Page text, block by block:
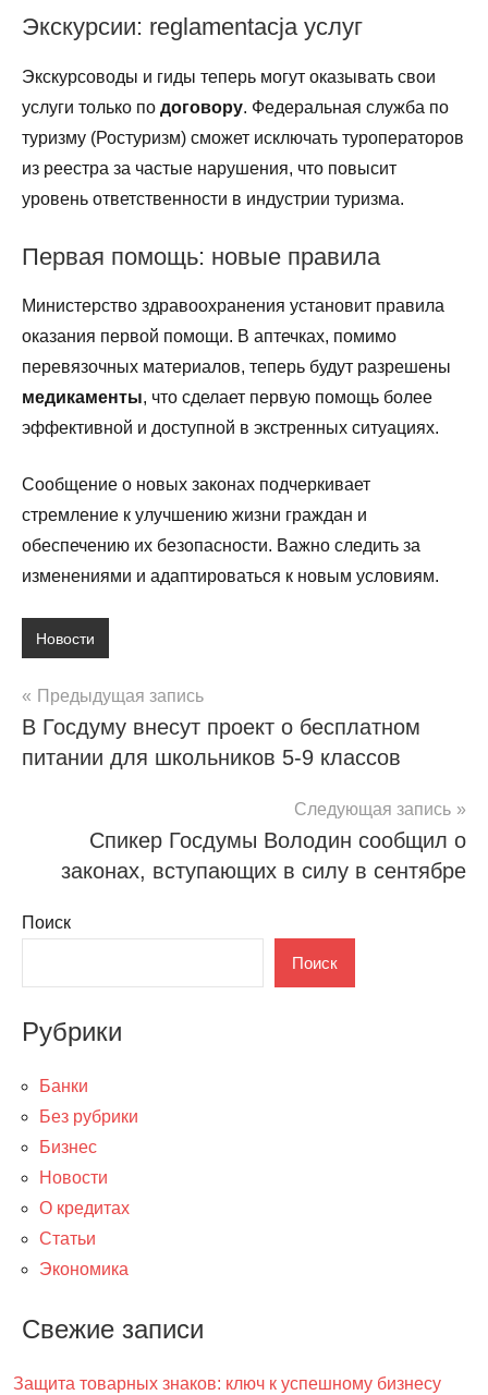
Экскурсии: reglamentacja услуг
Экскурсоводы и гиды теперь могут оказывать свои
услуги только по договору. Федеральная служба по
туризму (Ростуризм) сможет исключать туроператоров
из реестра за частые нарушения, что повысит
уровень ответственности в индустрии туризма.
Первая помощь: новые правила
Министерство здравоохранения установит правила
оказания первой помощи. В аптечках, помимо
перевязочных материалов, теперь будут разрешены
медикаменты, что сделает первую помощь более
эффективной и доступной в экстренных ситуациях.
Сообщение о новых законах подчеркивает
стремление к улучшению жизни граждан и
обеспечению их безопасности. Важно следить за
изменениями и адаптироваться к новым условиям.
Новости
Навигация
по
записям
Предыдущая запись
В Госдуму внесут проект о бесплатном
питании для школьников 5-9 классов
Следующая запись
Спикер Госдумы Володин сообщил о
законах, вступающих в силу в сентябре
Поиск
Поиск
Рубрики
Банки
Без рубрики
Бизнес
Новости
О кредитах
Статьи
Экономика
Свежие записи
Защита товарных знаков: ключ к успешному бизнесу